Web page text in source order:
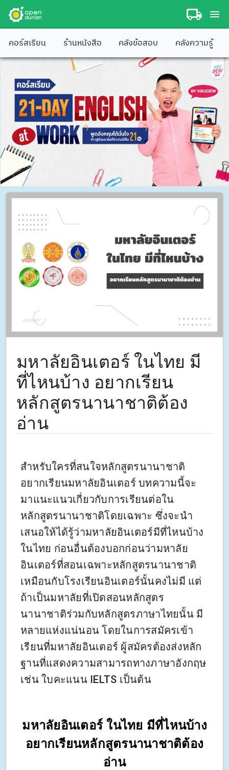
คอร์สเรียน ร้านหนังสือ คลังข้อสอบ คลังความรู้
มหาลัยอินเตอร์ ในไทย มี
ที่ไหนบ้าง อยากเรียน
หลักสูตรนานาชาติต้อง
อ่าน
สำหรับใครที่สนใจหลักสูตรนานาชาติ
อยากเรียนมหาลัยอินเตอร์ บทความนี้จะ
มาแนะแนวเกี่ยวกับการเรียนต่อใน
หลักสูตรนานาชาติโดยเฉพาะ ซึ่งจะนำ
เสนอให้ได้รู้ว่ามหาลัยอินเตอร์มีที่ไหนบ้าง
ในไทย ก่อนอื่นต้องบอกก่อนว่ามหาลัย
อินเตอร์ที่สอนเฉพาะหลักสูตรนานาชาติ
เหมือนกับโรงเรียนอินเตอร์นั้นคงไม่มี แต่
ถ้าเป็นมหาลัยที่เปิดสอนหลักสูตร
นานาชาติร่วมกับหลักสูตรภาษาไทยนั้น มี
หลายแห่งแน่นอน โดยในการสมัครเข้า
เรียนที่มหาลัยอินเตอร์ ผู้สมัครต้องส่งหลัก
ฐานที่แสดงความสามารถทางภาษาอังกฤษ
เช่น ใบคะแนน IELTS เป็นต้น
มหาลัยอินเตอร์ ในไทย มีที่ไหนบ้าง
อยากเรียนหลักสูตรนานาชาติต้อง
อ่าน